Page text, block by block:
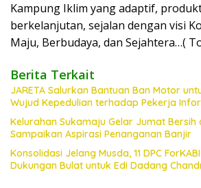
Kampung Iklim yang adaptif,
berkelanjutan, sejalan dengan visi
Maju, Berbudaya, dan Sejahtera…(
Berita Terkait
JARETA Salurkan Bantuan Ban Motor
Wujud Kepedulian terhadap Pekerja
Kelurahan Sukamaju Gelar Jumat Bersih
Sampaikan Aspirasi Penanganan Banjir
Konsolidasi Jelang Musda, 11 DPC
Dukungan Bulat untuk Edi Dadang